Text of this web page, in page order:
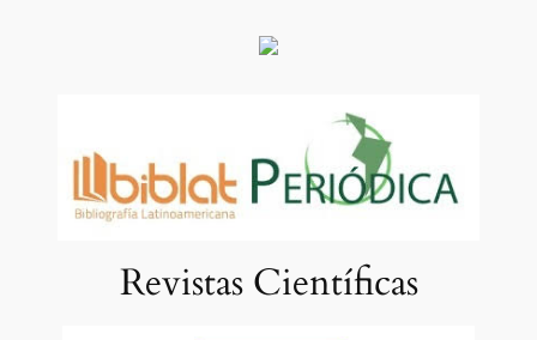
Revistas Científicas